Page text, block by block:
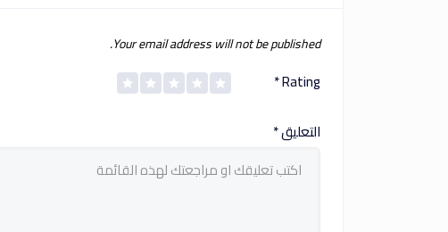
Your email address will not be published.
Rating
*
التعليق*